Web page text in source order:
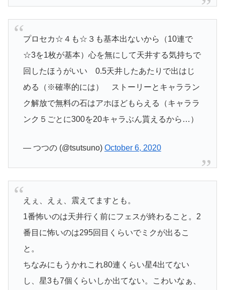
プロセカ☆４も☆３も基本出ないから（10連で
☆3を1枚が基本）心を無にして天井する気持ちで
回したほうがいい 0.5天井したあたりで出はじ
める（※確率的には） ストーリーとキャララン
ク解放で無料の石はアホほどもらえる（キャララ
ンク５ごとに300を20キャラぶん貰えるから…）
— つつの (@tsutsuno) October 6, 2020
えぇ、えぇ、震えてますとも。
1番怖いのは天井行く前にフェスが終わること。2
番目に怖いのは295回目くらいでミクが出るこ
と。
ちなみにもうかれこれ80連くらい星4出てない
し、星3も7個くらいしか出てない。こわいなぁ、